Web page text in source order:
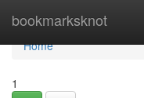
bookmarksknot
Home
Home
1